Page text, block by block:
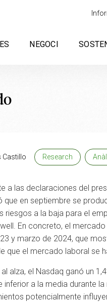
NEGOCI
Castillo Research
a las declaraciones del
en septiembre se
riesgos a la baja para el
En concreto, el
y marzo de 2024, que
que el mercado laboral se
alza, el Nasdaq ganó un
a la media durante
potencialmente